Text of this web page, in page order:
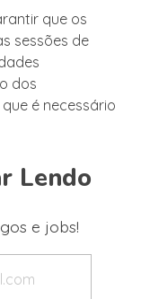
que os
sessões de
dos
é necessário
Lendo
e jobs!